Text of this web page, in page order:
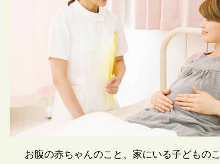
お腹の赤ちゃんのこと、家にいる子どもの